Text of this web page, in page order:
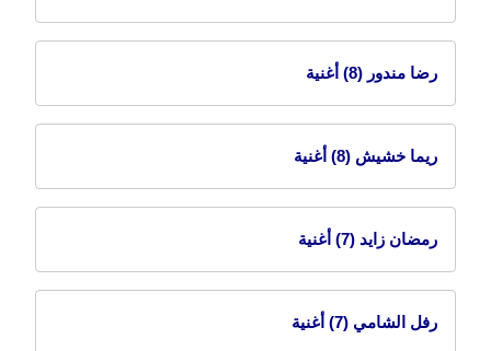
رضا مندور (8) أغنية
ريما خشيش (8) أغنية
رمضان زايد (7) أغنية
رفل الشامي (7) أغنية